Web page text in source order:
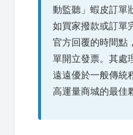
動監聽」蝦皮訂單
如買家撥款或訂單
官方回覆的時間點
單開立發票。其處
遠遠優於一般傳統
高運量商城的最佳